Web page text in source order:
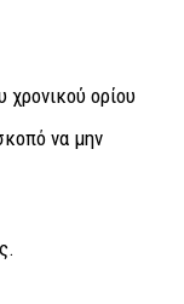
χρονικού ορίου
να μην